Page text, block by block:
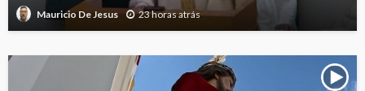
Mauricio De Jesus 23 horas atrás